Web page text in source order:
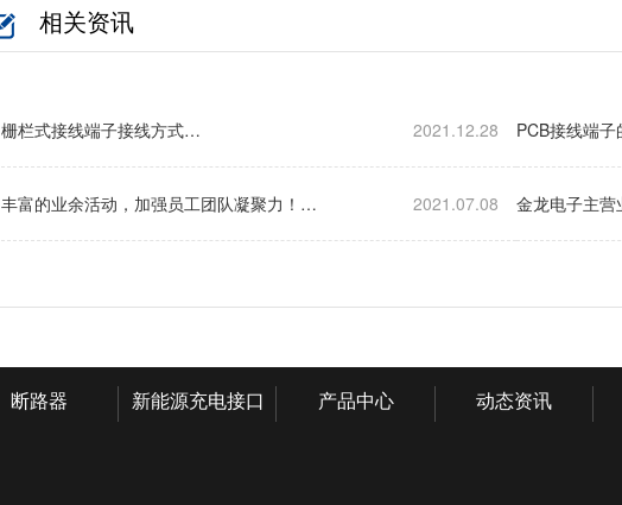
相关资讯
栅栏式接线端子接线方式… 2021.12.28 PCB接线端
丰富的业余活动，加强员工团队凝聚力！… 2021.07.08 金龙电子主
断路器 新能源充电接口 产品中心 动态资讯